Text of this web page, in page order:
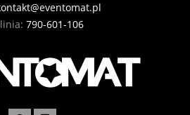
790-601-106